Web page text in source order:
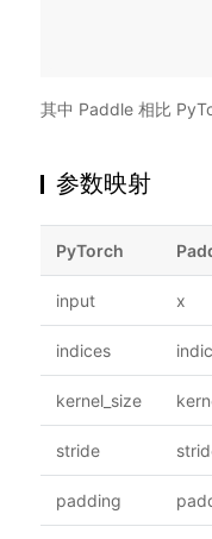
其中 Paddle 相比
参数映射
PyTorch
input x
indices
kernel_size
stride
padding